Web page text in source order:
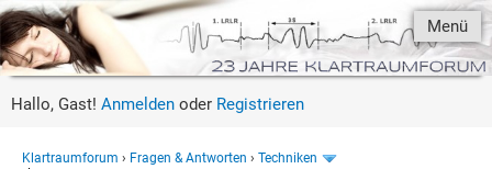
Menü
Hallo, Gast! Anmelden oder Registrieren
Klartraumforum › Fragen & Antworten › Techniken